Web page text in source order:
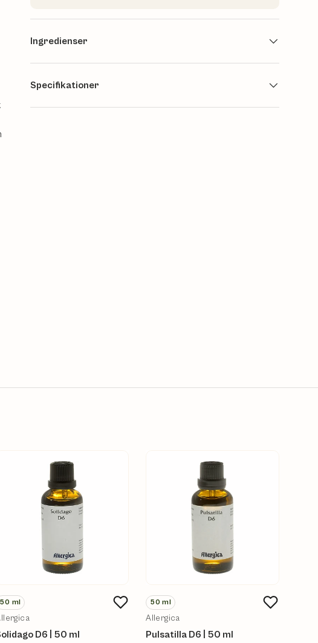
Ingredienser
Specifikationer
50 ml
D6 | 50 ml
50 ml
Allergica
Pulsatilla D6 | 50 ml